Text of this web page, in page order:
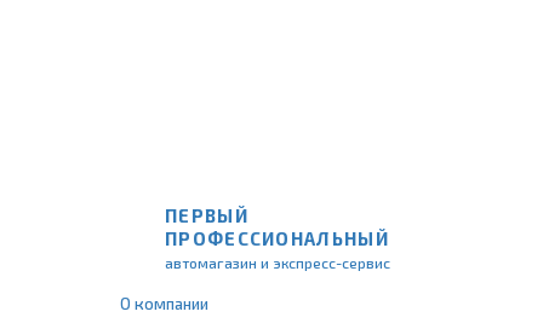
ПЕРВЫЙ
ПРОФЕССИОНАЛЬНЫЙ
автомагазин и экспресс-сервис
О компании